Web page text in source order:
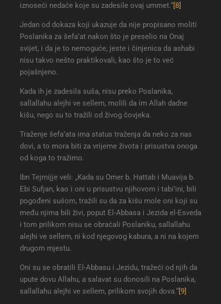
iznoseći nedaće koje su zadesile ovaj ummet.“[8]
Jedan od dokaza koji ukazuje da nije propisano moliti
Poslanika za šefa’at nakon što je preselio na Onaj
svijet, i da je to nemoguće, jeste i činjenica da ashabi
nisu takvo nešto praktikovali, kao što je to već
pojašnjeno.
Kada ih je zadesila suša, nisu preko Poslanika,
sallallahu alejhi ve sellem, molili da im Allah dadne
kišu, nego su to tražili od živog čovjeka.
Traženje šefa’ata ima status traženja da neko za nas
dovi, a to mora biti za vrijeme života i prisustva onoga
od koga to tražimo.
Ibn Tejmijje veli: „Kada su Omer b. Hattab i Muavija b.
Ebi Sufjan, kao i oni u prisustvu njihovom i tabi’ini, bili
pogođeni sušom, tražili su da za kišu mole oni koji su
među njima bili živi, poput El-Abbasa i Jezida el-Esveda
i tom prilikom nisu se obraćali Poslaniku, sallallahu
alejhi ve sellem, ni kod njegovog kabura, a ni na kojem
drugom mjestu.
Oni su se obratili El-Abbasu i Jezidu, tražeći od njih da
upute dovu Allahu, a salavat su donosili na Poslanika,
sallallahu alejhi ve sellem, prilikom svojih dova.“[9]